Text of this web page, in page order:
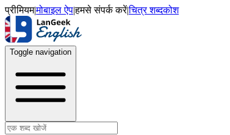
प्रीमियम|मोबाइल ऐप|हमसे संपर्क करें|चित्र शब्दकोश
Toggle navigation